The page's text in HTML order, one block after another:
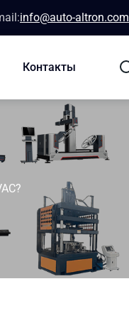
info@auto-altron.com
Контакты